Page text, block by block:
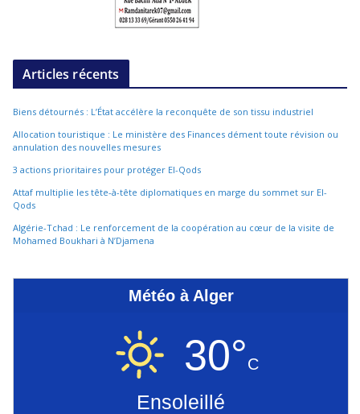
Articles récents
Biens détournés : L’État accélère la reconquête de son tissu industriel
Allocation touristique : Le ministère des Finances dément toute révision ou
annulation des nouvelles mesures
3 actions prioritaires pour protéger El-Qods
Attaf multiplie les tête-à-tête diplomatiques en marge du sommet sur El-
Qods
Algérie-Tchad : Le renforcement de la coopération au cœur de la visite de
Mohamed Boukhari à N’Djamena
Météo à Alger
30°C
Ensoleillé